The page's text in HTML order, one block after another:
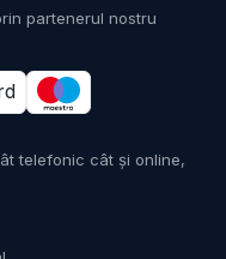
partenerul nostru
telefonic cât și online,